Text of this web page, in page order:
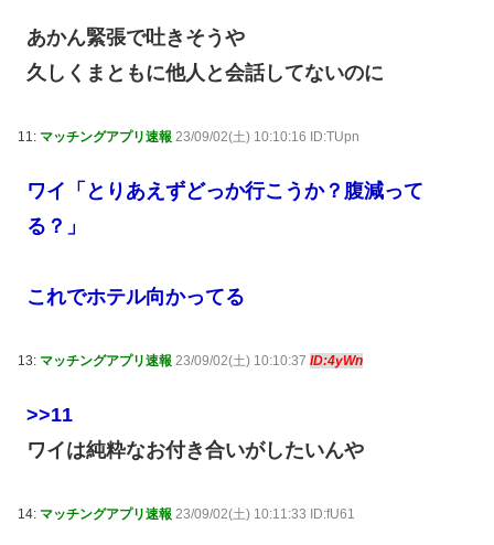
あかん緊張で吐きそうや
久しくまともに他人と会話してないのに
11: マッチングアプリ速報 23/09/02(土) 10:10:16 ID:TUpn
ワイ「とりあえずどっか行こうか？腹減って
る？」
これでホテル向かってる
13: マッチングアプリ速報 23/09/02(土) 10:10:37 ID:4yWn
>>11
ワイは純粋なお付き合いがしたいんや
14: マッチングアプリ速報 23/09/02(土) 10:11:33 ID:fU61